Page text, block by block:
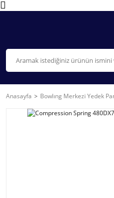
Anasayfa Bowlıng Merkezi Yedek